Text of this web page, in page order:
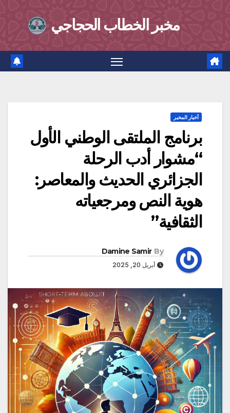
مخبر الخطاب الحجاجي
أخبار المخبر
برنامج الملتقى الوطني الأول
“مشوار أدب الرحلة
الجزائري الحديث والمعاصر:
هوية النص ومرجعياته
الثقافية”
By
Damine Samir
أبريل 20, 2025